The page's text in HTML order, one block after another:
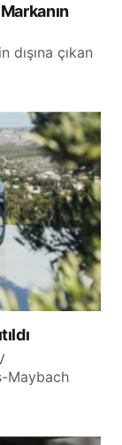
çıkan
Maybach